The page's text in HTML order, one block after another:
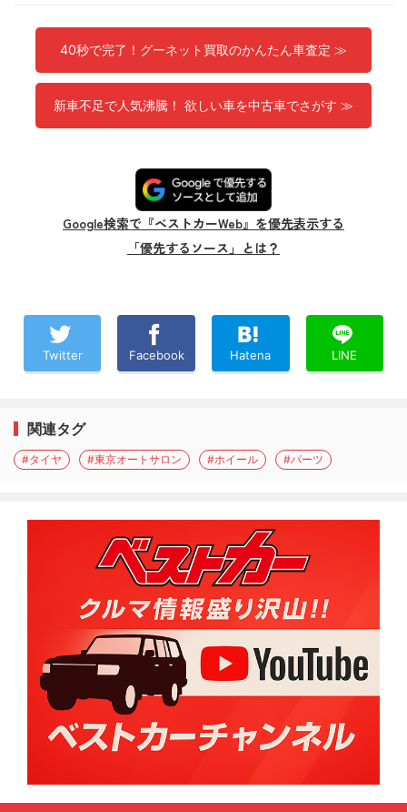
40秒で完了！グーネット買取のかんたん車査定 ≫
新車不足で人気沸騰！ 欲しい車を中古車でさがす ≫
Google検索で『ベストカーWeb』を優先表示する
「優先するソース」とは？
Twitter Facebook Hatena LINE
関連タグ
#タイヤ #東京オートサロン #ホイール #パーツ